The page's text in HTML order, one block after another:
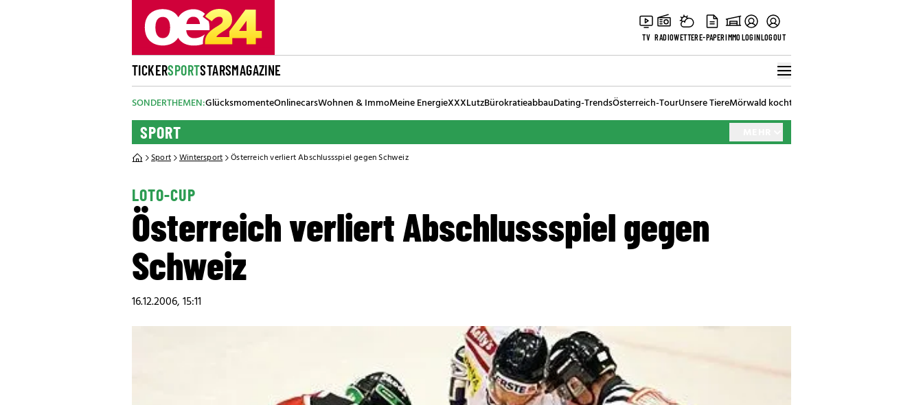
TV RADIOWETTERE-PAPERIMMOLOGINLOGOUT
TICKERSPORTSTARSMAGAZINE
SONDERTHEMEN:GlücksmomenteOnlinecarsWohnen & ImmoMeine EnergieXXXLutzBürokratieabbauDating-TrendsÖsterreich-TourUnsere TiereMörwald kocht
SPORT
Sport Wintersport Österreich verliert Abschlussspiel gegen Schweiz
LOTO-CUP
Österreich verliert Abschlussspiel gegen
Schweiz
16.12.2006, 15:11